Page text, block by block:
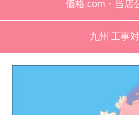
価格.com・当店
九州 工事